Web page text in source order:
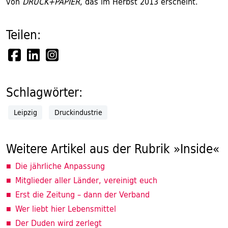
Teilen:
Schlagwörter:
Leipzig Druckindustrie
Weitere Artikel aus der Rubrik »Inside«
Die jährliche Anpassung
Mitglieder aller Länder, vereinigt euch
Erst die Zeitung – dann der Verband
Wer liebt hier Lebensmittel
Der Duden wird zerlegt